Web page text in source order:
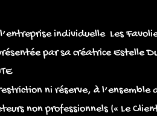
individuelle Les
par sa créatrice Estelle
ni réserve, à l’ensemble
non professionnels (« Le